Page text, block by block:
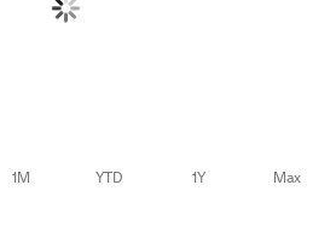
1M YTD 1Y Max